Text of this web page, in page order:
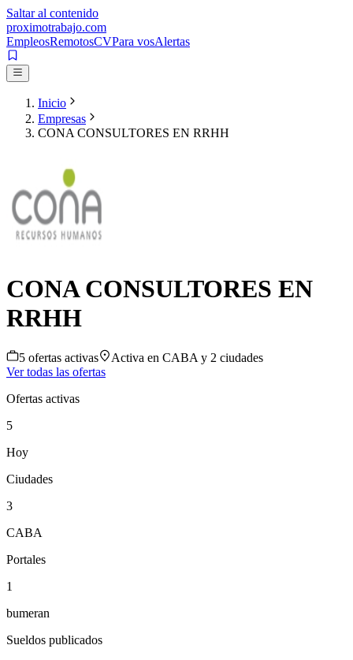
Saltar al contenido
proximotrabajo.com
EmpleosRemotosCVPara vosAlertas
Inicio
Empresas
CONA CONSULTORES EN RRHH
CONA CONSULTORES EN
RRHH
5 ofertas activas Activa en CABA y 2 ciudades
Ver todas las ofertas
Ofertas activas
5
Hoy
Ciudades
3
CABA
Portales
1
bumeran
Sueldos publicados